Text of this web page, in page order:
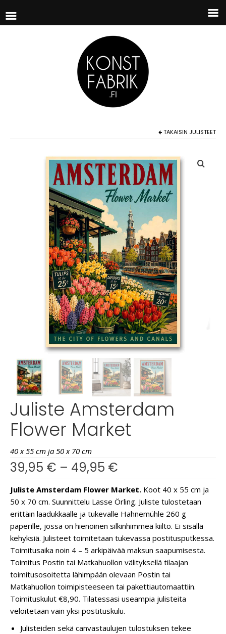
TAKAISIN JULISTEET
Juliste Amsterdam
Flower Market
40 x 55 cm ja 50 x 70 cm
39,95 € – 49,95 €
Juliste Amsterdam Flower Market. Koot 40 x 55 cm ja
50 x 70 cm. Suunnittelu Lasse Örling. Juliste tulostetaan
erittäin laadukkaalle ja tukevalle Hahnemühle 260 g
paperille, jossa on hienoinen silkinhimmeä kiilto. Ei sisällä
kehyksiä. Julisteet toimitetaan tukevassa postitusputkessa.
Toimitusaika noin 4 – 5 arkipäivää maksun saapumisesta.
Toimitus Postin tai Matkahuollon välityksellä tilaajan
toimitusosoitetta lähimpään olevaan Postin tai
Matkahuollon toimipisteeseen tai pakettiautomaattiin.
Toimituskulut €8,90. Tilatessasi useampia julisteita
veloitetaan vain yksi postituskulu.
Julisteiden sekä canvastaulujen tulostuksen tekee